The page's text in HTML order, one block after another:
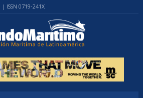
| ISSN 0719-241X